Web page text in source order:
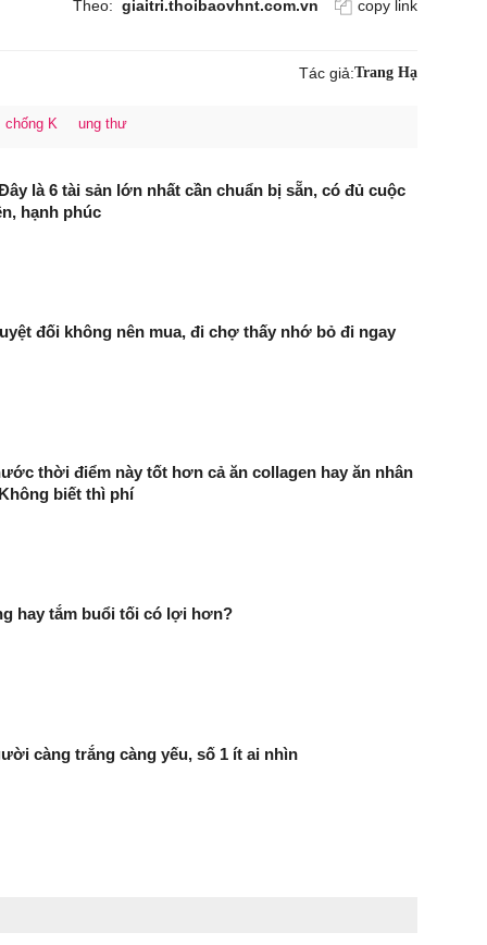
Theo: giaitri.thoibaovhnt.com.vn copy link
Tác giả:Trang Hạ
chống K ung thư
là 6 tài sản lớn nhất cần chuẩn bị sẵn, có đủ cuộc
hạnh phúc
đối không nên mua, đi chợ thấy nhớ bỏ đi ngay
thời điểm này tốt hơn cả ăn collagen hay ăn nhân
biết thì phí
hay tắm buổi tối có lợi hơn?
càng trắng càng yếu, số 1 ít ai nhìn